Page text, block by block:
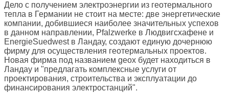
Дело с получением электроэнергии из геотермального
тепла в Германии не стоит на месте: две энергетические
компании, добившиеся наиболее значительных успехов
в данном направлении, Pfalzwerke в Людвигсхафене и
EnergieSuedwest в Ландау, создают единую дочернюю
фирму для осуществления геотермальных проектов.
Новая фирма под названием geox будет находиться в
Ландау и "предлагать комплексные услуги от
проектирования, строительства и эксплуатации до
финансирования электростанций".